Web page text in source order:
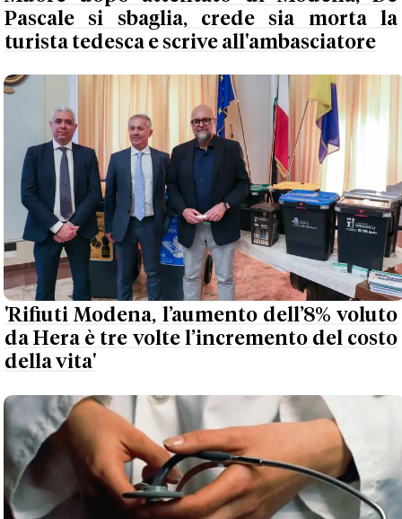
Pascale si sbaglia, crede sia morta la
turista tedesca e scrive all'ambasciatore
'Rifiuti Modena, l’aumento dell’8% voluto
da Hera è tre volte l’incremento del costo
della vita'